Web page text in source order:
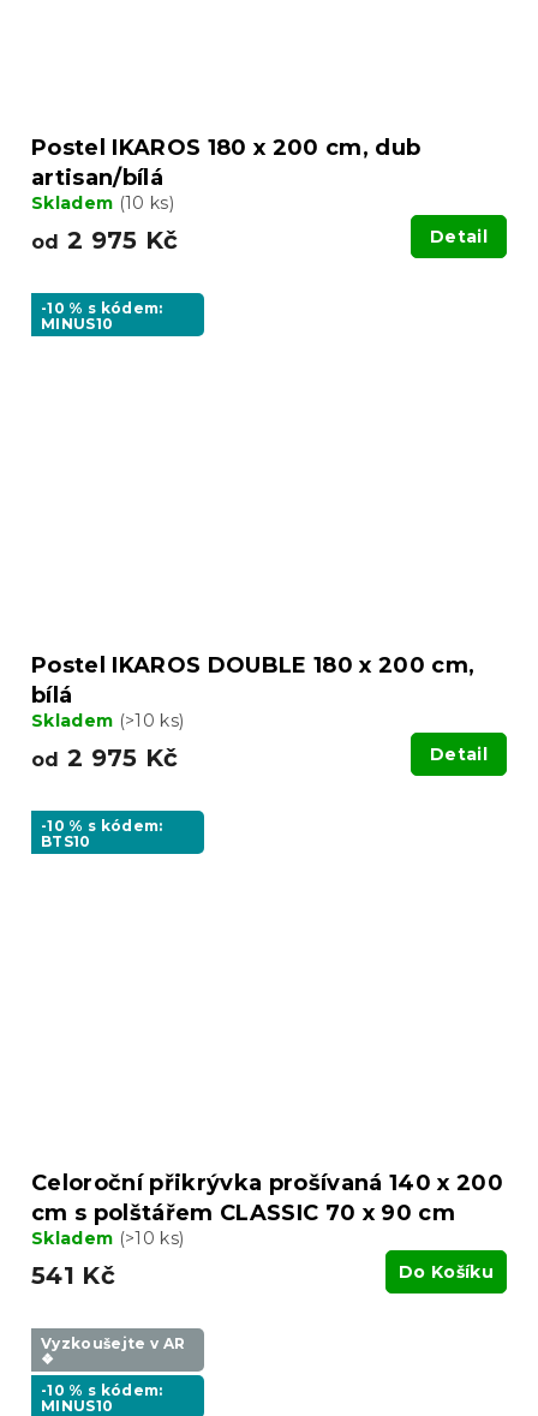
Postel IKAROS 180 x 200 cm, dub
artisan/bílá
Skladem (10 ks)
od 2 975 Kč Detail
-10 % s kódem:
MINUS10
Postel IKAROS DOUBLE 180 x 200 cm,
bílá
Skladem (>10 ks)
od 2 975 Kč Detail
-10 % s kódem:
BTS10
Celoroční přikrývka prošívaná 140 x 200
cm s polštářem CLASSIC 70 x 90 cm
Skladem (>10 ks)
541 Kč Do Košíku
Vyzkoušejte v AR
❖
-10 % s kódem:
MINUS10